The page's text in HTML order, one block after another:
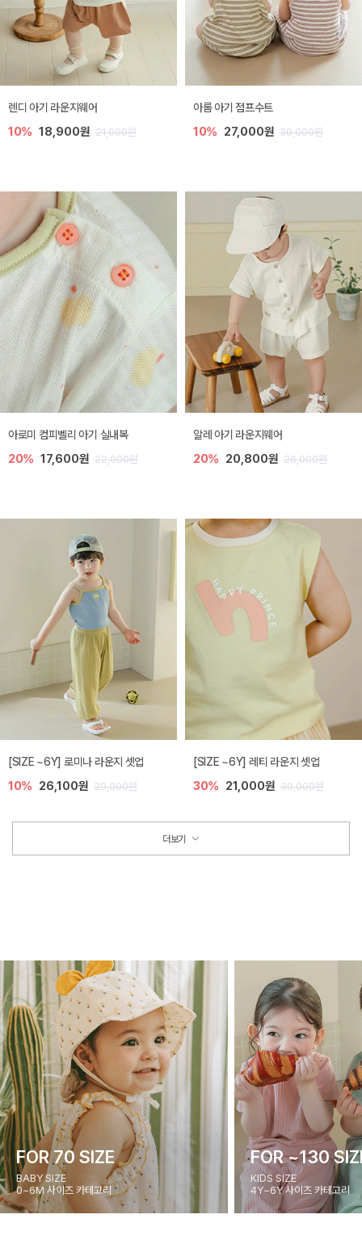
렌디 아기 라운지웨어
10% 18,900원 21,000원
아롬 아기 점프수트
10% 27,000원 30,000원
아로미 컴피벨리 아기 실내복
20% 17,600원 22,000원
알레 아기 라운지웨어
20% 20,800원 26,000원
[SIZE ~6Y] 로미나 라운지 셋업
10% 26,100원 29,000원
[SIZE ~6Y] 레티 라운지 셋업
30% 21,000원 30,000원
더보기
FOR 70 SIZE
BABY SIZE
0~6M 사이즈 카테고리
FOR ~130
KIDS SIZE
4Y~6Y 사이즈 카테고리